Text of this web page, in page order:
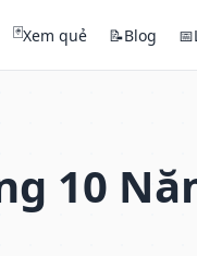
🃏Xem quẻ 📝Blog 📅
10